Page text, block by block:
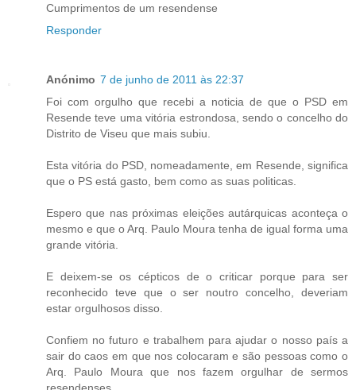
Cumprimentos de um resendense
Responder
Anónimo 7 de junho de 2011 às 22:37
Foi com orgulho que recebi a noticia de que o PSD em
Resende teve uma vitória estrondosa, sendo o concelho do
Distrito de Viseu que mais subiu.
Esta vitória do PSD, nomeadamente, em Resende, significa
que o PS está gasto, bem como as suas politicas.
Espero que nas próximas eleições autárquicas aconteça o
mesmo e que o Arq. Paulo Moura tenha de igual forma uma
grande vitória.
E deixem-se os cépticos de o criticar porque para ser
reconhecido teve que o ser noutro concelho, deveriam
estar orgulhosos disso.
Confiem no futuro e trabalhem para ajudar o nosso país a
sair do caos em que nos colocaram e são pessoas como o
Arq. Paulo Moura que nos fazem orgulhar de sermos